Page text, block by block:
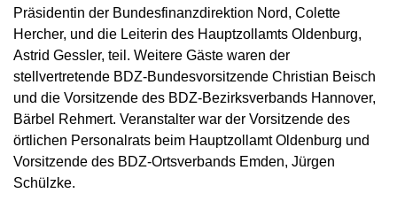
Präsidentin der Bundesfinanzdirektion Nord, Colette
Hercher, und die Leiterin des Hauptzollamts Oldenburg,
Astrid Gessler, teil. Weitere Gäste waren der
stellvertretende BDZ-Bundesvorsitzende Christian Beisch
und die Vorsitzende des BDZ-Bezirksverbands Hannover,
Bärbel Rehmert. Veranstalter war der Vorsitzende des
örtlichen Personalrats beim Hauptzollamt Oldenburg und
Vorsitzende des BDZ-Ortsverbands Emden, Jürgen
Schülzke.